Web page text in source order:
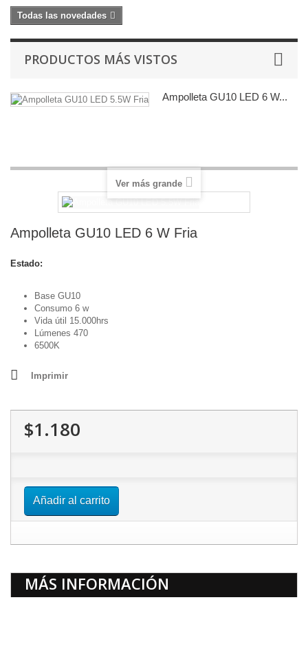
Todas las novedades
PRODUCTOS MÁS VISTOS
Ampolleta GU10 LED 6 W...
Ver más grande
Ampolleta GU10 LED 6 W Fria
Estado:
Base GU10
Consumo 6 w
Vida útil 15.000hrs
Lúmenes 470
6500K
Imprimir
$1.180
Añadir al carrito
MÁS INFORMACIÓN